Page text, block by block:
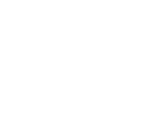
за 3 дня
превратила праздник в комедию
спирт «для защиты Отечества»